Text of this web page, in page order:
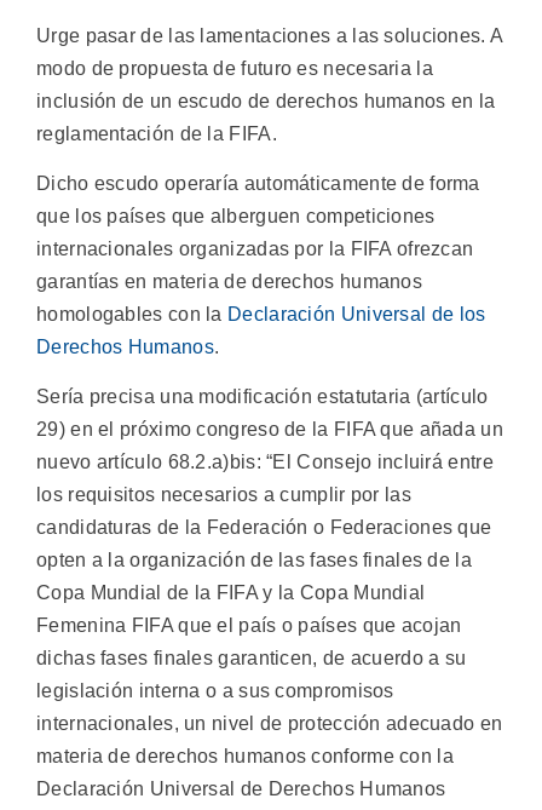
Urge pasar de las lamentaciones a las soluciones. A
modo de propuesta de futuro es necesaria la
inclusión de un escudo de derechos humanos en la
reglamentación de la FIFA.
Dicho escudo operaría automáticamente de forma
que los países que alberguen competiciones
internacionales organizadas por la FIFA ofrezcan
garantías en materia de derechos humanos
homologables con la Declaración Universal de los
Derechos Humanos.
Sería precisa una modificación estatutaria (artículo
29) en el próximo congreso de la FIFA que añada un
nuevo artículo 68.2.a)bis: “El Consejo incluirá entre
los requisitos necesarios a cumplir por las
candidaturas de la Federación o Federaciones que
opten a la organización de las fases finales de la
Copa Mundial de la FIFA y la Copa Mundial
Femenina FIFA que el país o países que acojan
dichas fases finales garanticen, de acuerdo a su
legislación interna o a sus compromisos
internacionales, un nivel de protección adecuado en
materia de derechos humanos conforme con la
Declaración Universal de Derechos Humanos